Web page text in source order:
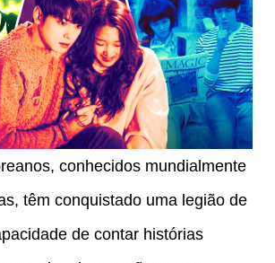
conhecidos mundialmente
têm conquistado uma legião de
de contar histórias